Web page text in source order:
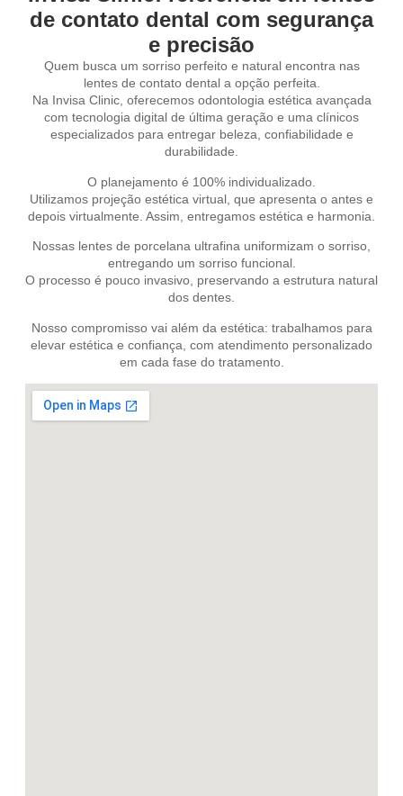
de contato dental com segurança
e precisão
Quem busca um sorriso perfeito e natural encontra nas
lentes de contato dental a opção perfeita.
Na Invisa Clinic, oferecemos odontologia estética avançada
com tecnologia digital de última geração e uma clínicos
especializados para entregar beleza, confiabilidade e
durabilidade.
O planejamento é 100% individualizado.
Utilizamos projeção estética virtual, que apresenta o antes e
depois virtualmente. Assim, entregamos estética e harmonia.
Nossas lentes de porcelana ultrafina uniformizam o sorriso,
entregando um sorriso funcional.
O processo é pouco invasivo, preservando a estrutura natural
dos dentes.
Nosso compromisso vai além da estética: trabalhamos para
elevar estética e confiança, com atendimento personalizado
em cada fase do tratamento.